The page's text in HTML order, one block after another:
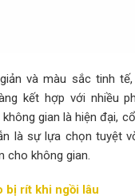
và màu sắc tinh tế,
kết hợp với nhiều
gian là hiện đại,
là sự lựa chọn tuyệt
cho không gian.
bị rít khi ngồi lâu